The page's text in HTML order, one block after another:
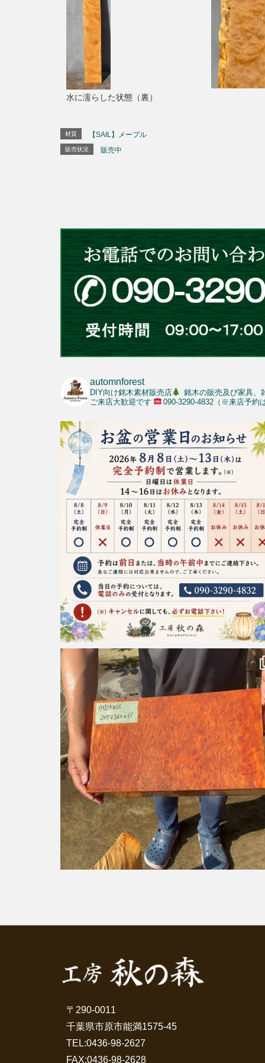
水に濡らした状態（裏）
材質 【SAIL】メープル
販売状況 販売中
automnforest
DIY向け銘木素材販売店
銘木の販売及び家具、
ご来店大歓迎です
090-3290-4832（※来店予約
〒290-0011
千葉県市原市能満1575-45
TEL:0436-98-2627
FAX:0436-98-2628